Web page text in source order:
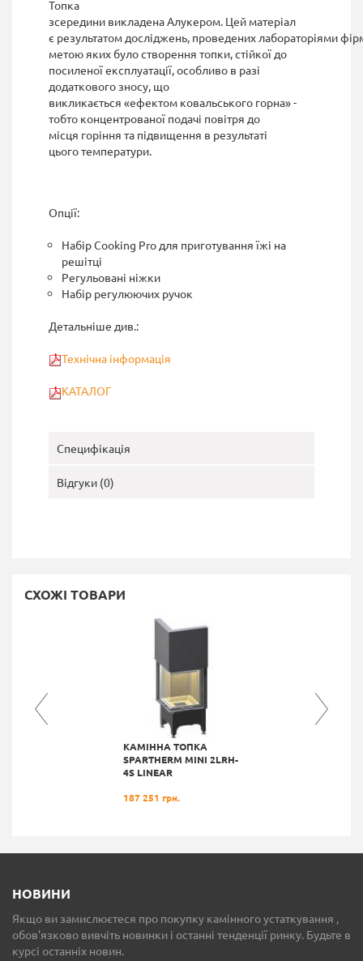
Топка
зсередини викладена Алукером. Цей матеріал
є результатом досліджень, проведених лабораторіями
метою яких було створення топки, стійкої до
посиленої експлуатації, особливо в разі
додаткового зносу, що
викликається «ефектом ковальського горна» -
тобто концентрованої подачі повітря до
місця горіння та підвищення в результаті
цього температури.
Опції:
Набір Cooking Pro для приготування їжі на
решітці
Регульовані ніжки
Набір регулюючих ручок
Детальніше див.:
Технічна інформація
КАТАЛОГ
Специфікація
Відгуки (0)
СХОЖІ ТОВАРИ
КАМІННА ТОПКА
SPARTHERM MINI 2LRH-
4S LINEAR
187 251 грн.
НОВИНИ
Якщо ви замислюєтеся про покупку камінного устаткування ,
обов'язково вивчіть новинки і останні тенденції ринку. Будьте в
курсі останніх новин.